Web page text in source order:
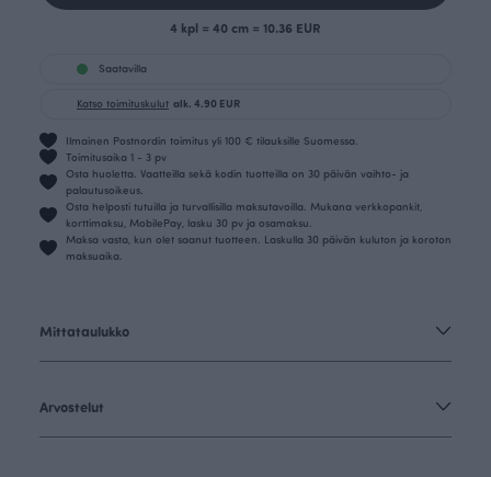
4 kpl = 40 cm = 10.36 EUR
Saatavilla
Katso toimituskulut alk. 4.90 EUR
Ilmainen Postnordin toimitus yli 100 € tilauksille Suomessa.
Toimitusaika 1 - 3 pv
Osta huoletta. Vaatteilla sekä kodin tuotteilla on 30 päivän vaihto- ja
palautusoikeus.
Osta helposti tutuilla ja turvallisilla maksutavoilla. Mukana verkkopankit,
korttimaksu, MobilePay, lasku 30 pv ja osamaksu.
Maksa vasta, kun olet saanut tuotteen. Laskulla 30 päivän kuluton ja koroton
maksuaika.
Mittataulukko
Arvostelut